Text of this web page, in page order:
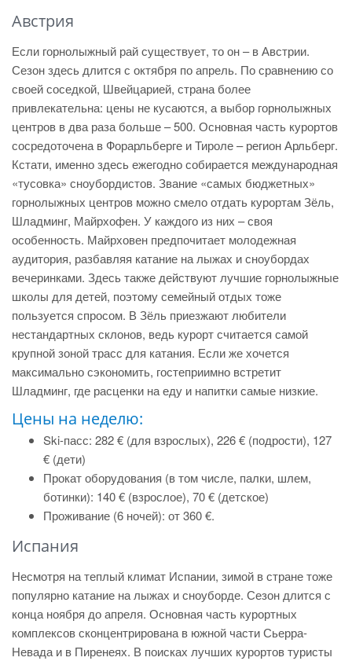
Австрия
Если горнолыжный рай существует, то он – в Австрии.
Сезон здесь длится с октября по апрель. По сравнению со
своей соседкой, Швейцарией, страна более
привлекательна: цены не кусаются, а выбор горнолыжных
центров в два раза больше – 500. Основная часть курортов
сосредоточена в Форарльберге и Тироле – регион Арльберг.
Кстати, именно здесь ежегодно собирается международная
«тусовка» сноубордистов. Звание «самых бюджетных»
горнолыжных центров можно смело отдать курортам Зёль,
Шладминг, Майрхофен. У каждого из них – своя
особенность. Майрховен предпочитает молодежная
аудитория, разбавляя катание на лыжах и сноубордах
вечеринками. Здесь также действуют лучшие горнолыжные
школы для детей, поэтому семейный отдых тоже
пользуется спросом. В Зёль приезжают любители
нестандартных склонов, ведь курорт считается самой
крупной зоной трасс для катания. Если же хочется
максимально сэкономить, гостеприимно встретит
Шладминг, где расценки на еду и напитки самые низкие.
Цены на неделю:
Ski-пасс: 282 € (для взрослых), 226 € (подрости), 127
€ (дети)
Прокат оборудования (в том числе, палки, шлем,
ботинки): 140 € (взрослое), 70 € (детское)
Проживание (6 ночей): от 360 €.
Испания
Несмотря на теплый климат Испании, зимой в стране тоже
популярно катание на лыжах и сноуборде. Сезон длится с
конца ноября до апреля. Основная часть курортных
комплексов сконцентрирована в южной части Сьерра-
Невада и в Пиренеях. В поисках лучших курортов туристы